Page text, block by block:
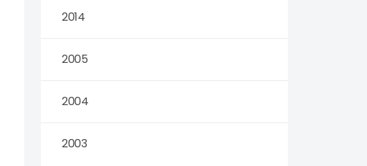
2014
2005
2004
2003